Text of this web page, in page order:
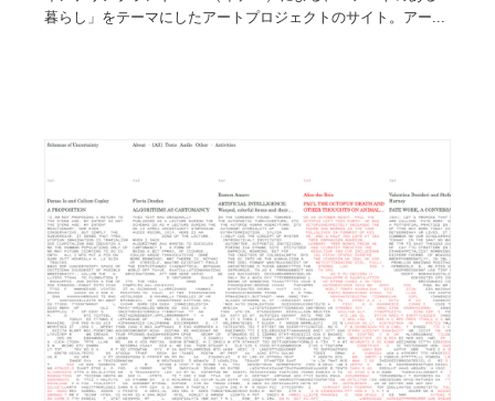
暮らし」をテーマにしたアートプロジェクトのサイト。アー...